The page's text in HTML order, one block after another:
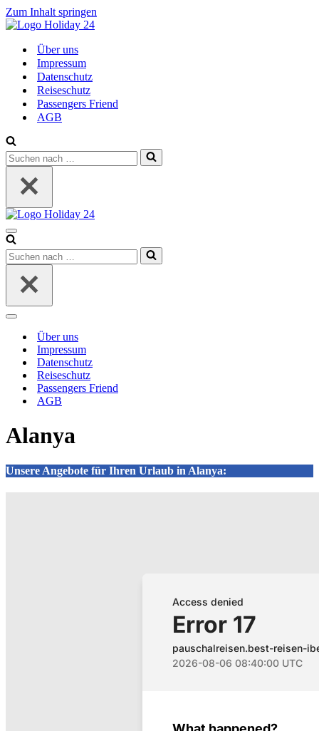
Zum Inhalt springen
Über uns
Impressum
Datenschutz
Reiseschutz
Passengers Friend
AGB
Suchen
nach …
Navigationsmenü
Suchen
nach …
Navigationsmenü
Über uns
Impressum
Datenschutz
Reiseschutz
Passengers Friend
AGB
Alanya
Unsere Angebote für Ihren Urlaub in Alanya: